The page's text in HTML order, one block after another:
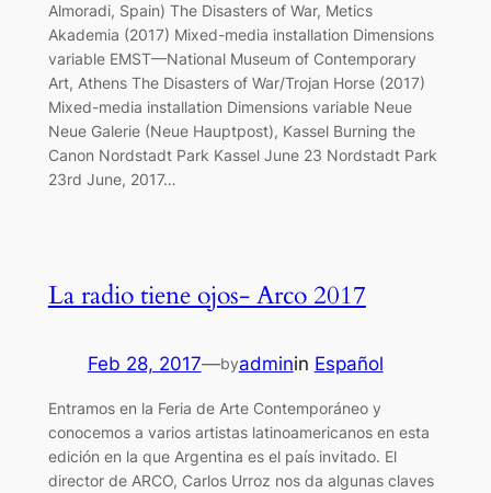
Almoradi, Spain) The Disasters of War, Metics
Akademia (2017) Mixed-media installation Dimensions
variable EMST—National Museum of Contemporary
Art, Athens The Disasters of War/Trojan Horse (2017)
Mixed-media installation Dimensions variable Neue
Neue Galerie (Neue Hauptpost), Kassel Burning the
Canon Nordstadt Park Kassel June 23 Nordstadt Park
23rd June, 2017…
La radio tiene ojos- Arco 2017
Feb 28, 2017—byadminin Español
Entramos en la Feria de Arte Contemporáneo y
conocemos a varios artistas latinoamericanos en esta
edición en la que Argentina es el país invitado. El
director de ARCO, Carlos Urroz nos da algunas claves